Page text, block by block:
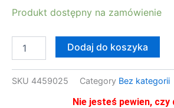
Produkt dostępny na zamówienie
ilość
GUMOWY
Dodaj do koszyka
SKU 4459025 Category Bez kategorii
Nie jesteś pewien,